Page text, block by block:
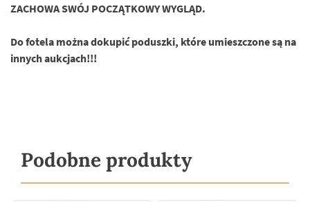
ZACHOWA SWÓJ POCZĄTKOWY WYGLĄD.
Do fotela można dokupić poduszki, które umieszczone są na
innych aukcjach!!!
Podobne produkty